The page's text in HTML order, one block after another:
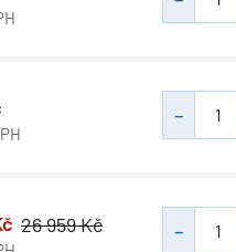
26 959Kč